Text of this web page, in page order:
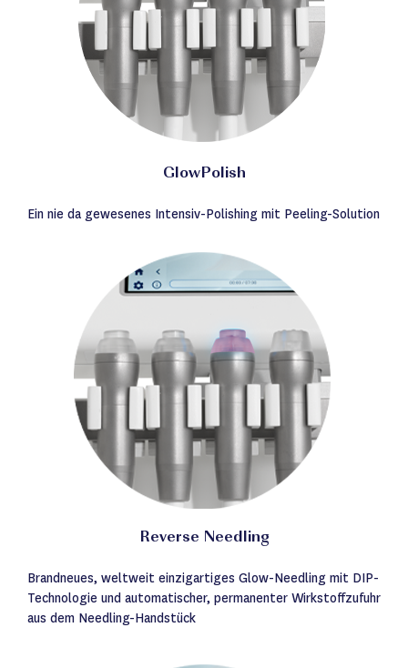
GlowPolish
Ein nie da gewesenes Intensiv-Polishing mit Peeling-Solution
Reverse Needling
Brandneues, weltweit einzigartiges Glow-Needling mit DIP-
Technologie und automatischer, permanenter Wirkstoffzufuhr
aus dem Needling-Handstück